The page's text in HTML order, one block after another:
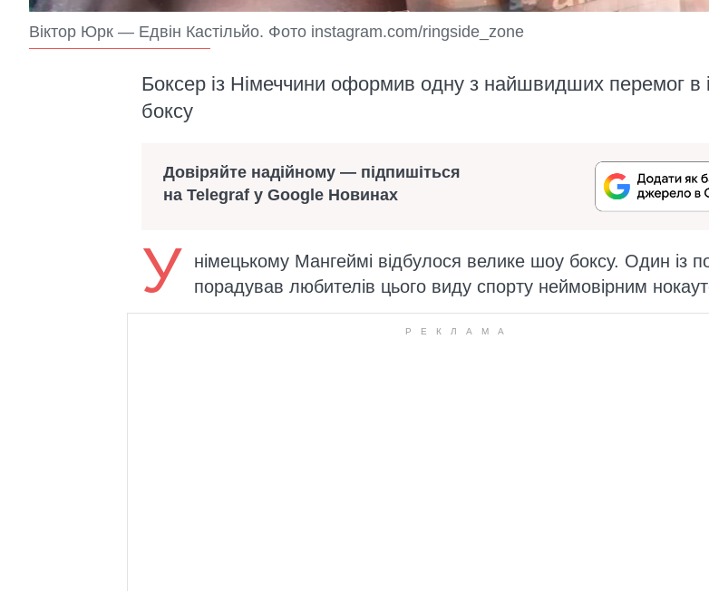
Віктор Юрк — Едвін Кастільйо. Фото instagram.com/ringside_zone
Боксер із Німеччини оформив одну з найшвидших перемог в
боксу
Довіряйте надійному — підпишіться
на Telegraf у Google Новинах
У
німецькому Мангеймі відбулося велике шоу боксу. Один із
порадував любителів цього виду спорту неймовірним